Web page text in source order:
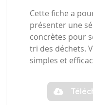
Cette fiche a
présenter une
concrètes pour
tri des déchets.
simples et